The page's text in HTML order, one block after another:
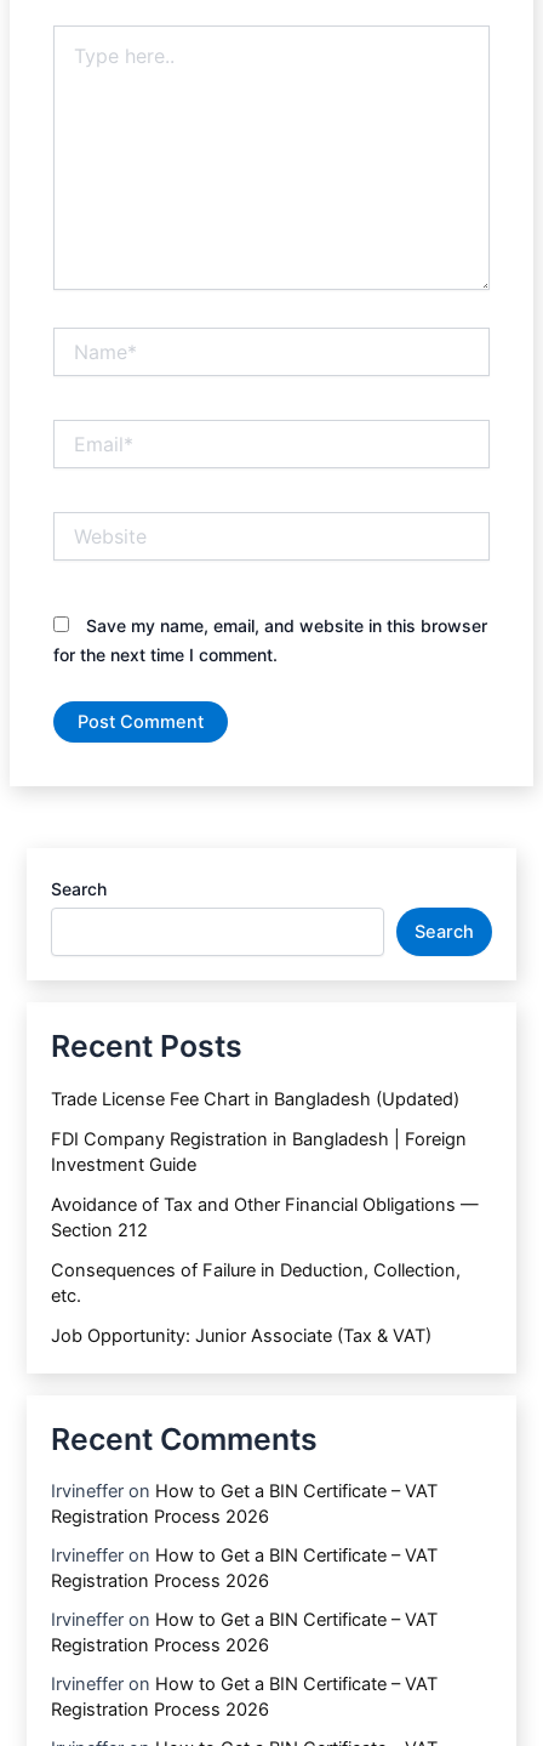
here..
Save my name, email, and website in this browser
for the next time I comment.
Search
Search
Recent Posts
Trade License Fee Chart in Bangladesh (Updated)
FDI Company Registration in Bangladesh | Foreign
Investment Guide
Avoidance of Tax and Other Financial Obligations —
Section 212
Consequences of Failure in Deduction, Collection,
etc.
Job Opportunity: Junior Associate (Tax & VAT)
Recent Comments
Irvineffer on How to Get a BIN Certificate – VAT
Registration Process 2026
Irvineffer on How to Get a BIN Certificate – VAT
Registration Process 2026
Irvineffer on How to Get a BIN Certificate – VAT
Registration Process 2026
Irvineffer on How to Get a BIN Certificate – VAT
Registration Process 2026